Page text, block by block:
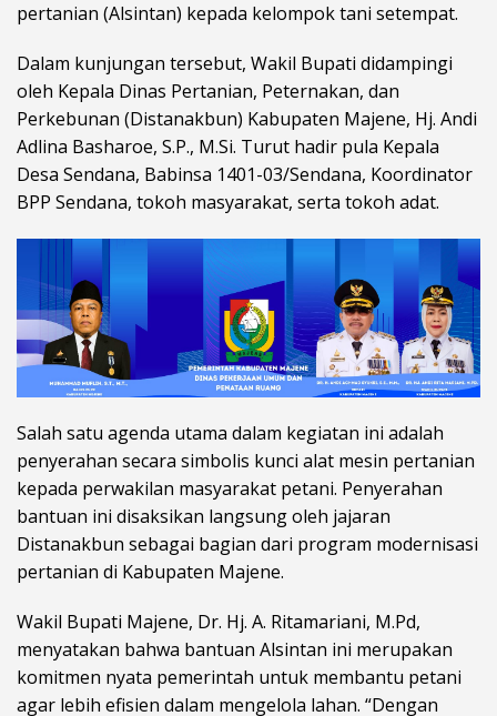
pertanian (Alsintan) kepada kelompok tani setempat.
Dalam kunjungan tersebut, Wakil Bupati didampingi
oleh Kepala Dinas Pertanian, Peternakan, dan
Perkebunan (Distanakbun) Kabupaten Majene, Hj. Andi
Adlina Basharoe, S.P., M.Si. Turut hadir pula Kepala
Desa Sendana, Babinsa 1401-03/Sendana, Koordinator
BPP Sendana, tokoh masyarakat, serta tokoh adat.
Salah satu agenda utama dalam kegiatan ini adalah
penyerahan secara simbolis kunci alat mesin pertanian
kepada perwakilan masyarakat petani. Penyerahan
bantuan ini disaksikan langsung oleh jajaran
Distanakbun sebagai bagian dari program modernisasi
pertanian di Kabupaten Majene.
Wakil Bupati Majene, Dr. Hj. A. Ritamariani, M.Pd,
menyatakan bahwa bantuan Alsintan ini merupakan
komitmen nyata pemerintah untuk membantu petani
agar lebih efisien dalam mengelola lahan. “Dengan